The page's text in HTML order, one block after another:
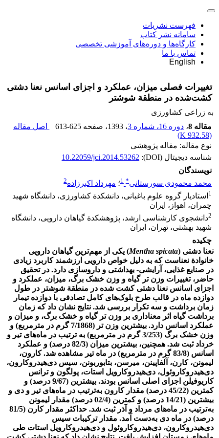
فهرست نشریات
سامانه نشر کتاب
کارگاه‌ها و دوره‌های آموزشی تخصصی
تماس با ما
English
تغییرات فصلی میزان، عملکرد و اجزای اسانس نعنا دشتی
کشت‌شده در منطقة شوشتر
به زراعی کشاورزی
مقاله 8
، دوره 16، شماره 3 ، 1393 ، صفحه 613-625
اصل مقاله
(
932.58 K
)
نوع مقاله: مقاله پژوهشی
شناسه دیجیتال (DOI):
10.22059/jci.2014.53262
نویسندگان
محمد محمودی سورستانی*
1؛ مهرداد اکبرزاده2
1 استادیار گروه علوم باغبانی، دانشکدة کشاورزی، دانشگاه شهید
چمران، اهواز، ایران
2دانشجوی کارشناسی ارشد، پژوهشکدة گیاهان دارویی، دانشگاه
شهید بهشتی، تهران، ایران
چکیده
نعنا دشتی (Mentha spicata) یکی از مهم‌ترین گیاهان دارویی
خانوادة نعناست که به دلیل خواص دارویی ارزشمند کاربرد زیادی
در صنایع غذایی، آرایشی- بهداشتی و داروسازی دارد. در تحقیق
حاضر، تغییرات وزن تر گیاه و وزن خشک برگ، میزان، عملکرد و
اجزای اسانس نعنا دشتی کشت شده در منطقة شوشتر در طول
دوازده ماه در قالب طرح بلوک‌های کامل تصادفی با دوازده تیمار
زمان برداشت و سه تکرار بررسی شد. نتایج نشان داد که زمان
برداشت گیاه اثر معناداری بر وزن تر گیاه و خشک برگ، و میزان و
عملکرد اسانس دارد. بیشترین وزن تر (7/1868 گرم در مترمربع) و
وزن خشک برگ (3/253 گرم در مترمربع) به ترتیب در ماه‌های تیر و
خرداد ثبت شد. همچنین، بیشترین میزان (82/3 درصد) و عملکرد
اسانس (83/8 گرم در مترمربع) در ماه تیر مشاهده شد. کارون،
لیمونن، کارن، آلفاپینن، میرسن، بتابوربونن، سیس دی‌هیدروکارون،
دی‌هیدروکاروئول، دی‌هیدروکارویل استات، پولگون و ترانس
کاریوفیلن اجزای اصلی اسانس بودند. بیشترین (9/67 درصد) و
کمترین (45/22 درصد) مقدار کارون به‌ترتیب در ماه‌های تیر و دی و
بیشترین (14/21 درصد) و کمترین (02/4 درصد) مقدار لیمونن
به‌ترتیب در ماه‌های مرداد و آذر ثبت شد. حداکثر مقدار کارن (81/5
درصد) در ماه دی به‌دست آمد. مقدار ترکیبات سیس
دی‌هیدروکارون، دی‌هیدروکاروئول و دی‌هیدروکارویل استات طی